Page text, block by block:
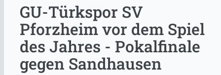
GU-Türkspor SV
Pforzheim vor dem Spiel
des Jahres - Pokalfinale
gegen Sandhausen